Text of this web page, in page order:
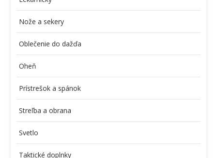
Nože a sekery
Oblečenie do dažďa
Oheň
Prístrešok a spánok
Streľba a obrana
Svetlo
Taktické doplnky